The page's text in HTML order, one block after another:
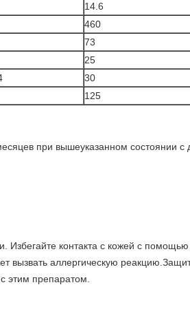
14.6
460
73
25
30
125
при вышеуказанном состоянии с
контакта с кожей с
вызвать аллергическую
этим препаратом.